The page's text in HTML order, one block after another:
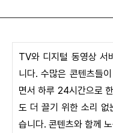
TV와 디지털 동영상 서
니다. 수많은 콘텐츠들
면서 하루 24시간으로
도 더 끌기 위한 소리 없
습니다. 콘텐츠와 함께